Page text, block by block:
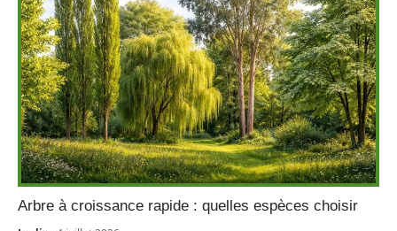
Arbre à croissance rapide : quelles espèces choisir